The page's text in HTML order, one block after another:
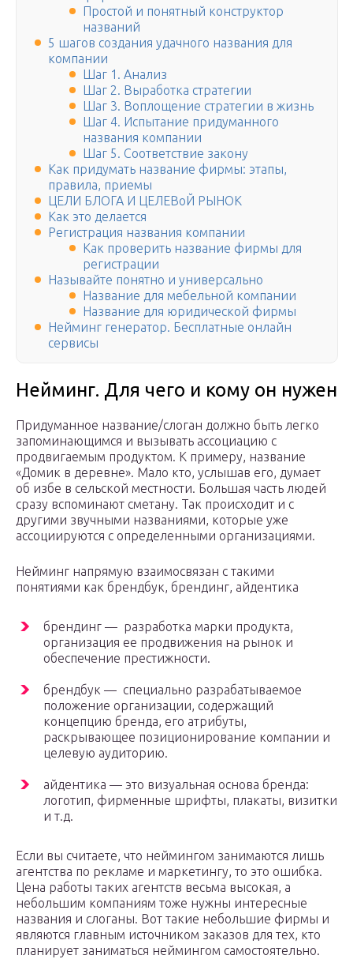
Простой и понятный конструктор
названий
5 шагов создания удачного названия для
компании
Шаг 1. Анализ
Шаг 2. Выработка стратегии
Шаг 3. Воплощение стратегии в жизнь
Шаг 4. Испытание придуманного
названия компании
Шаг 5. Соответствие закону
Как придумать название фирмы: этапы,
правила, приемы
ЦЕЛИ БЛОГА И ЦЕЛЕВоЙ РЫНОК
Как это делается
Регистрация названия компании
Как проверить название фирмы для
регистрации
Называйте понятно и универсально
Название для мебельной компании
Название для юридической фирмы
Нейминг генератор. Бесплатные онлайн
сервисы
Нейминг. Для чего и кому он нужен
Придуманное название/слоган должно быть легко
запоминающимся и вызывать ассоциацию с
продвигаемым продуктом. К примеру, название
«Домик в деревне». Мало кто, услышав его, думает
об избе в сельской местности. Большая часть людей
сразу вспоминают сметану. Так происходит и с
другими звучными названиями, которые уже
ассоциируются с определенными организациями.
Нейминг напрямую взаимосвязан с такими
понятиями как брендбук, брендинг, айдентика
брендинг — разработка марки продукта,
организация ее продвижения на рынок и
обеспечение престижности.
брендбук — специально разрабатываемое
положение организации, содержащий
концепцию бренда, его атрибуты,
раскрывающее позиционирование компании и
целевую аудиторию.
айдентика — это визуальная основа бренда:
логотип, фирменные шрифты, плакаты, визитки
и т.д.
Если вы считаете, что неймингом занимаются лишь
агентства по рекламе и маркетингу, то это ошибка.
Цена работы таких агентств весьма высокая, а
небольшим компаниям тоже нужны интересные
названия и слоганы. Вот такие небольшие фирмы и
являются главным источником заказов для тех, кто
планирует заниматься неймингом самостоятельно.